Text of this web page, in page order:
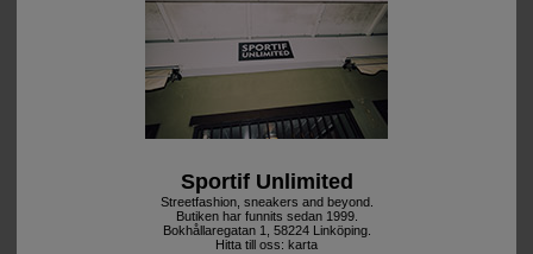
Sportif Unlimited
Streetfashion, sneakers and beyond.
Butiken har funnits sedan 1999.
Bokhållaregatan 1, 58224 Linköping.
Hitta till oss: karta